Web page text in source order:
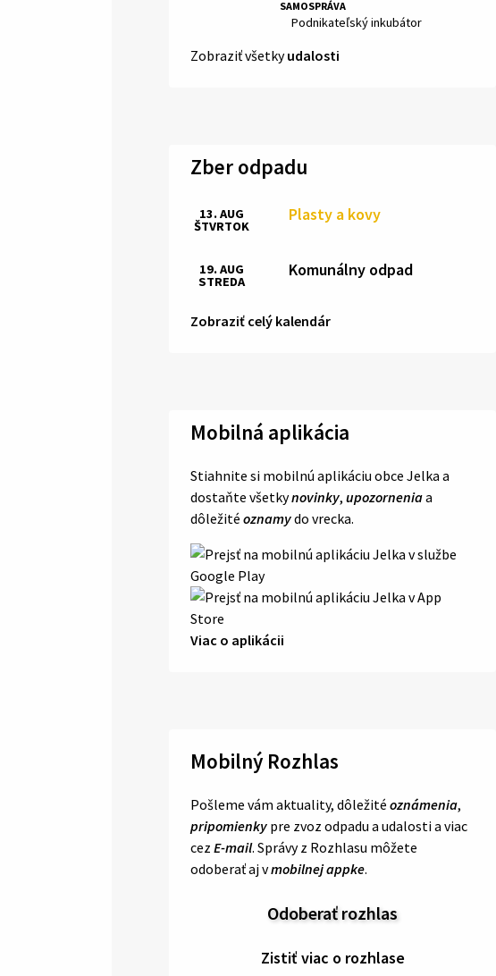
SAMOSPRÁVA
Miesto:
Podnikateľský inkubátor
Zobraziť všetkyudalosti
Zber odpadu
Plasty a kovy
13. AUG
ŠTVRTOK
Komunálny odpad
19. AUG
STREDA
Zobraziť celý kalendár
Mobilná aplikácia
Stiahnite si mobilnú aplikáciu obce Jelka a
dostaňte všetkynovinky, upozorneniaa
dôležité oznamydo vrecka.
Viac o aplikácii
Mobilný Rozhlas
Pošleme vám aktuality, dôležité oznámenia,
pripomienky pre zvoz odpadu a udalosti a viac
cez E-mail. Správy z Rozhlasu môžete
odoberať aj vmobilnej appke.
Odoberať rozhlas
Zistiť viac o rozhlase